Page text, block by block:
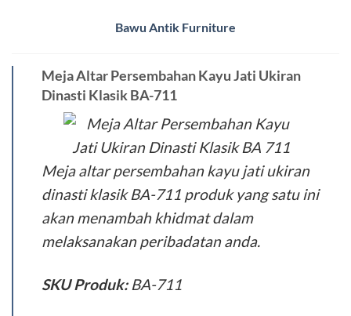
Bawu Antik Furniture
Meja Altar Persembahan Kayu Jati Ukiran
Dinasti Klasik BA-711
Meja altar persembahan kayu jati ukiran
dinasti klasik BA-711 produk yang satu ini
akan menambah khidmat dalam
melaksanakan peribadatan anda.
SKU Produk: BA-711